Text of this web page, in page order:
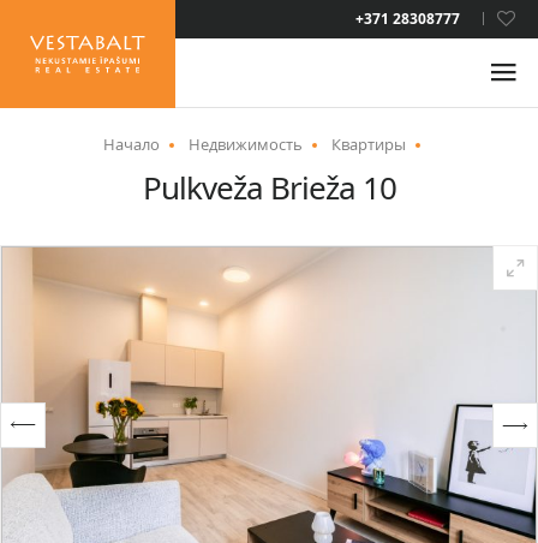
+371 28308777
LAT
ENG
НОВОСТИ
НЕДВИЖИМОСТЬ
ВИД НА ЖИТЕЛЬСТВО
КОНТАКТЫ
Начало Недвижимость Квартиры
Pulkveža Brieža 10